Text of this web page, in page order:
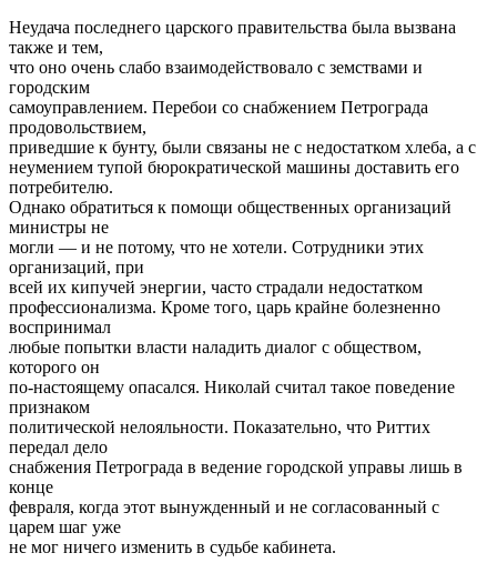
Неудача последнего царского правительства была вызвана
также и тем,
что оно очень слабо взаимодействовало с земствами и
городским
самоуправлением. Перебои со снабжением Петрограда
продовольствием,
приведшие к бунту, были связаны не с недостатком хлеба, а с
неумением тупой бюрократической машины доставить его
потребителю.
Однако обратиться к помощи общественных организаций
министры не
могли — и не потому, что не хотели. Сотрудники этих
организаций, при
всей их кипучей энергии, часто страдали недостатком
профессионализма. Кроме того, царь крайне болезненно
воспринимал
любые попытки власти наладить диалог с обществом,
которого он
по-настоящему опасался. Николай считал такое поведение
признаком
политической нелояльности. Показательно, что Риттих
передал дело
снабжения Петрограда в ведение городской управы лишь в
конце
февраля, когда этот вынужденный и не согласованный с
царем шаг уже
не мог ничего изменить в судьбе кабинета.